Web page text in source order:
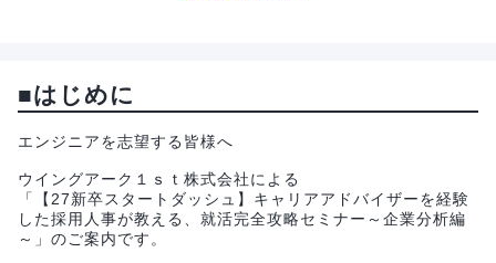
■はじめに
エンジニアを志望する皆様へ
ウイングアーク１ｓｔ株式会社による
「【27新卒スタートダッシュ】キャリアアドバイザーを経験
した採用人事が教える、就活完全攻略セミナー～企業分析編
～」のご案内です。